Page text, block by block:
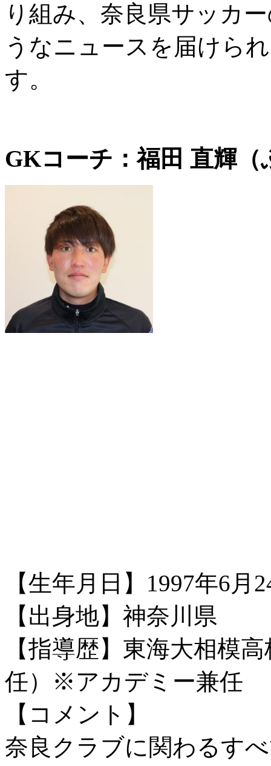
り組み、奈良県サッカ
うなニュースを届けら
す。
GKコーチ：福田 直輝（
【生年月日】1997年6月
【出身地】神奈川県
【指導歴】東海大相模
任）※アカデミー兼任
【コメント】
奈良クラブに関わるす